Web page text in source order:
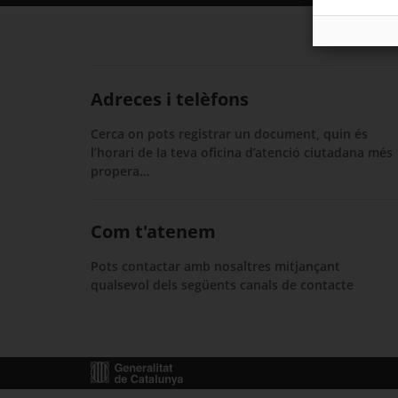
Adreces i telèfons
Cerca on pots registrar un document, quin és
l’horari de la teva oficina d’atenció ciutadana més
propera…
Com t'atenem
Pots contactar amb nosaltres mitjançant
qualsevol dels següents canals de contacte